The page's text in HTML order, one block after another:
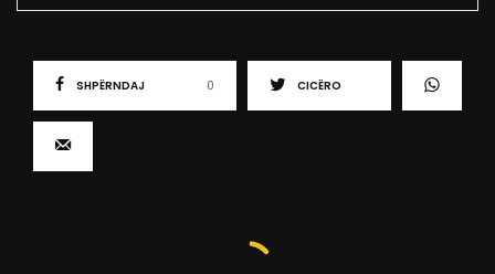
SHPËRNDAJ 0 CICËRO